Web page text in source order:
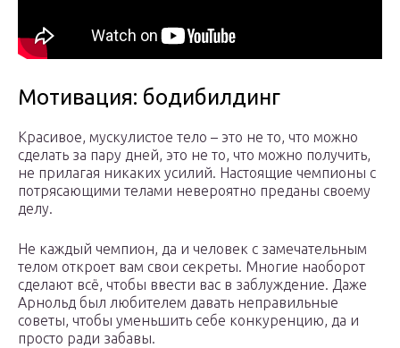
Мотивация: бодибилдинг
Красивое, мускулистое тело – это не то, что можно
сделать за пару дней, это не то, что можно получить,
не прилагая никаких усилий. Настоящие чемпионы с
потрясающими телами невероятно преданы своему
делу.
Не каждый чемпион, да и человек с замечательным
телом откроет вам свои секреты. Многие наоборот
сделают всё, чтобы ввести вас в заблуждение. Даже
Арнольд был любителем давать неправильные
советы, чтобы уменьшить себе конкуренцию, да и
просто ради забавы.